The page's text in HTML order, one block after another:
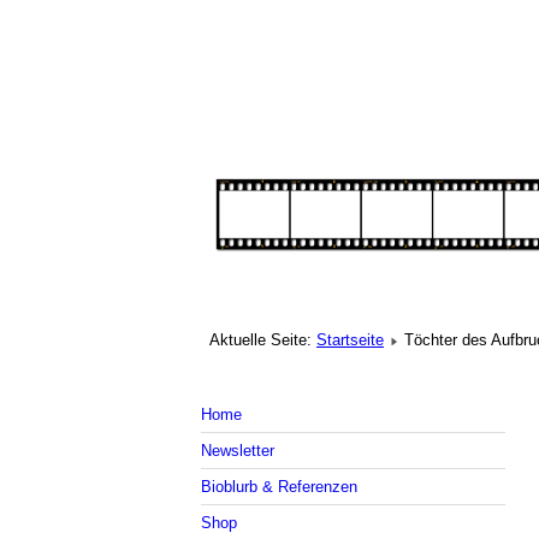
Aktuelle Seite: Startseite Töchter des
Home
Newsletter
Bioblurb & Referenzen
Shop